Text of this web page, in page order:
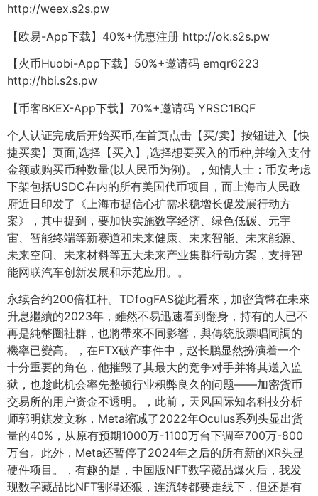
http://weex.s2s.pw
【欧易-App下载】40%+优惠注册 http://ok.s2s.pw
【火币Huobi-App下载】50%+邀请码 emqr6223
http://hbi.s2s.pw
【币客BKEX-App下载】70%+邀请码 YRSC1BQF
个人认证完成后开始买币,在首页点击【买/卖】按钮进入【快
捷买卖】页面,选择【买入】,选择想要买入的币种,并输入支付
金额或购买币种数量(以人民币为例)。，知情人士：币安考虑
下架包括USDC在内的所有美国代币项目，而上海市人民政
府近日印发了《上海市提信心扩需求稳增长促发展行动方
案》，其中提到，要加快实施数字经济、绿色低碳、元宇
宙、智能终端等新赛道和未来健康、未来智能、未来能源、
未来空间、未来材料等五大未来产业集群行动方案，支持智
能网联汽车创新发展和示范应用。。
永续合约200倍杠杆。TDfogFAS從此看來，加密貨幣在未來
升息繼續的2023年，雖然不易迅速看到翻身，持有的人已不
再是純幣圈社群，也將帶來不同影響，與傳統股票唱同調的
機率已變高。，在FTX破产事件中，赵长鹏显然扮演着一个
十分重要的角色，他摧毁了其最大的竞争对手并将其送入监
狱，也趁此机会率先整顿行业积弊良久的问题——加密货币
交易所的用户资金不透明。，此前，天风国际知名科技分析
师郭明錤发文称，Meta缩减了2022年Oculus系列头显出货
量的40%，从原有预期1000万-1100万台下调至700万-800
万台。此外，Meta还暂停了2024年之后的所有新的XR头显
硬件项目。，有趣的是，中国版NFT数字藏品爆火后，我发
现数字藏品比NFT割得还狠，连流转都要走线下，但还是有